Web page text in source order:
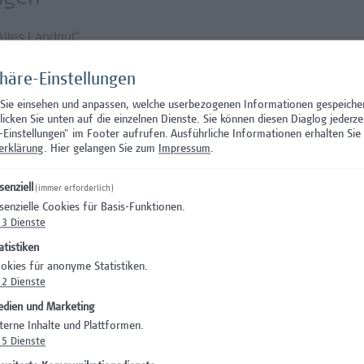
Landgut"
von 39h/Woche und die Möglichkeit eines
der Hochschule Campus Wien und hängt von den
Für diese Position ist ein Entgelt von ab EUR 4.714,-- brutto
Wochenstunden, bei 10 Jahren facheinschlägiger,
Wien unterliegt keinem Kollektivvertrag
ein abwechslungsreiches und spannendes
Arbeitsumfeld vor
Einstellungen
einsehen und anpassen, welche userbezogenen Informationen
Sie unten auf die einzelnen Dienste. Sie können diesen Diaglog
Einstellungen" im Footer aufrufen. Ausführliche Informationen erhalten Sie
. Hier gelangen Sie zum Impressum.
(immer erforderlich)
Cookies für Basis-Funktionen.
3 Dienste
für anonyme Statistiken.
2 Dienste
und Marketing
Inhalte und Plattformen.
5 Dienste